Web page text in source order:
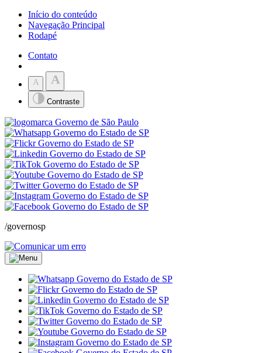
Início do conteúdo
Navegação Principal
Rodapé
Contato
A A
Contraste
/governosp